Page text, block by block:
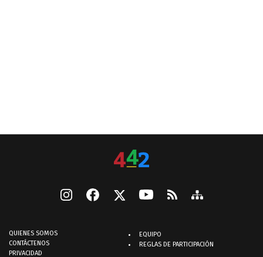
QUIENES SOMOS
CONTÁCTENOS
PRIVACIDAD
EQUIPO
REGLAS DE PARTICIPACIÓN